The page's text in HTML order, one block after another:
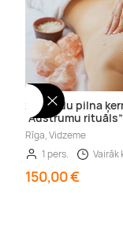
2 stundu pilna
“Austrumu rituāls”
Rīga, Vidzeme
1 pers.
Vairāk
150,00 €